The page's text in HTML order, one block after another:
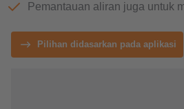
Pemantauan aliran juga untuk
Pilihan didasarkan pada aplikasi